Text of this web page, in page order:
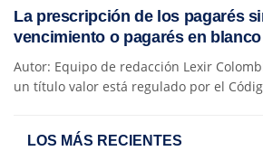
La prescripción de los pagarés
vencimiento o pagarés en blanco
Autor: Equipo de redacción Lexir
un título valor está regulado por el
LOS MÁS RECIENTES